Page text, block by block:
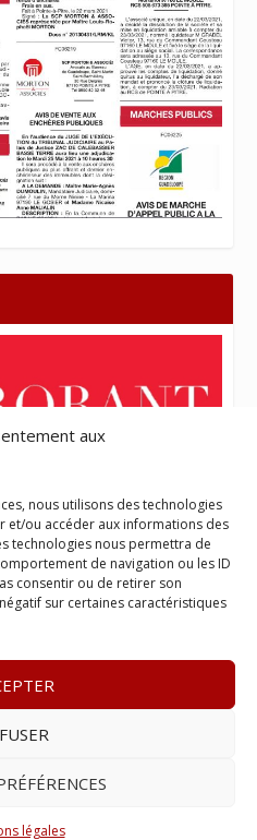
aux
nous utilisons des technologies
et/ou accéder aux informations des
technologies nous permettra de
de navigation ou les ID
consentir ou de retirer son
sur certaines caractéristiques
légales
–
–
l’Agence 4gency